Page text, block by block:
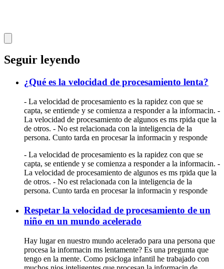
Seguir leyendo
¿Qué es la velocidad de procesamiento lenta?
- La velocidad de procesamiento es la rapidez con que se
capta, se entiende y se comienza a responder a la informacin. -
La velocidad de procesamiento de algunos es ms rpida que la
de otros. - No est relacionada con la inteligencia de la
persona. Cunto tarda en procesar la informacin y responde
- La velocidad de procesamiento es la rapidez con que se
capta, se entiende y se comienza a responder a la informacin. -
La velocidad de procesamiento de algunos es ms rpida que la
de otros. - No est relacionada con la inteligencia de la
persona. Cunto tarda en procesar la informacin y responde
Respetar la velocidad de procesamiento de un
niño en un mundo acelerado
Hay lugar en nuestro mundo acelerado para una persona que
procesa la informacin ms lentamente? Es una pregunta que
tengo en la mente. Como psicloga infantil he trabajado con